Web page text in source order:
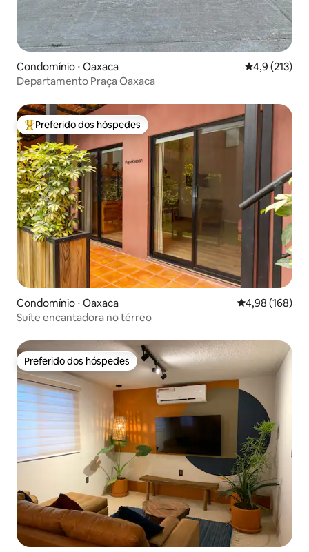
Condomínio ⋅ Oaxaca 4,9 de uma
4,9 (213)
Departamento Praça Oaxaca
Entre os melhores preferidos dos hóspedes
Preferido dos hóspedes
Condomínio ⋅ Oaxaca 4,98 de uma
4,98 (168)
Suíte encantadora no térreo
Preferido dos hóspedes
Preferido dos hóspedes